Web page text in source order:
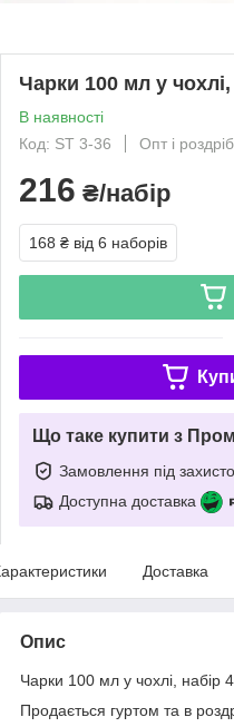
Чарки 100 мл у
В наявності
Код: ST 3-36
Опт і роздріб
216 ₴/набір
168 ₴ від 6 наборів
Що таке купити з
Замовлення під
Доступна доставка
Доставка
Опис
Чарки 100 мл у чохлі, набір
Продається гуртом та в